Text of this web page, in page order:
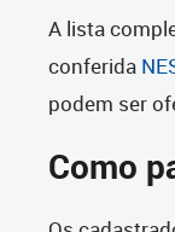
A lista
conferida
podem ser
Como